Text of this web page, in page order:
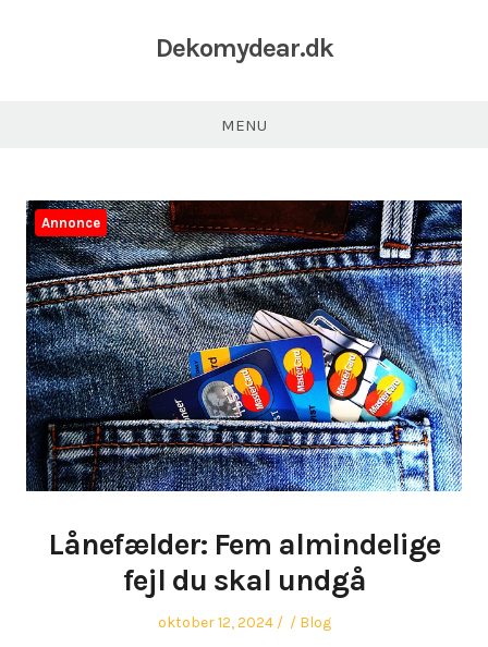
Dekomydear.dk
MENU
Annonce
Lånefælder: Fem almindelige
fejl du skal undgå
Posted
oktober 12, 2024 Author
Posted
Blog